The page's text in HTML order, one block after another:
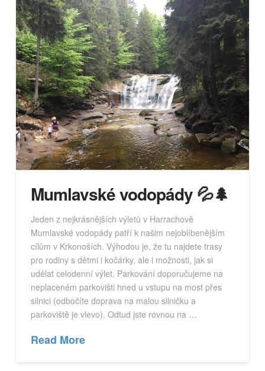
Mumlavské vodopády 💦🌲
Jeden z nejkrásnějších výletů v Harrachově
Mumlavské vodopády patří k našim nejoblíbenějším
cílům v Krkonoších. Výhodou je, že tu najdete trasy
pro rodiny s dětmi i kočárky, ale i možnosti, jak si
udělat celodenní výlet. Parkování doporučujeme na
neplaceném parkovišti hned u vstupu na most přes
silnici (odbočíte doprava na malou silničku a
parkoviště je vlevo). Odtud jste rovnou na …
Read More